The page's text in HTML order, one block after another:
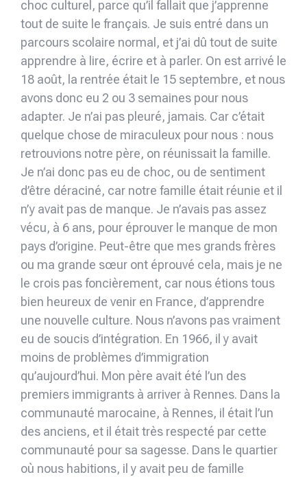
choc culturel, parce qu’il fallait que j’apprenne
tout de suite le français. Je suis entré dans un
parcours scolaire normal, et j’ai dû tout de suite
apprendre à lire, écrire et à parler. On est arrivé le
18 août, la rentrée était le 15 septembre, et nous
avons donc eu 2 ou 3 semaines pour nous
adapter. Je n’ai pas pleuré, jamais. Car c’était
quelque chose de miraculeux pour nous : nous
retrouvions notre père, on réunissait la famille.
Je n’ai donc pas eu de choc, ou de sentiment
d’être déraciné, car notre famille était réunie et il
n’y avait pas de manque. Je n’avais pas assez
vécu, à 6 ans, pour éprouver le manque de mon
pays d’origine. Peut-être que mes grands frères
ou ma grande sœur ont éprouvé cela, mais je ne
le crois pas foncièrement, car nous étions tous
bien heureux de venir en France, d’apprendre
une nouvelle culture. Nous n’avons pas vraiment
eu de soucis d’intégration. En 1966, il y avait
moins de problèmes d’immigration
qu’aujourd’hui. Mon père avait été l’un des
premiers immigrants à arriver à Rennes. Dans la
communauté marocaine, à Rennes, il était l’un
des anciens, et il était très respecté par cette
communauté pour sa sagesse. Dans le quartier
où nous habitions, il y avait peu de famille